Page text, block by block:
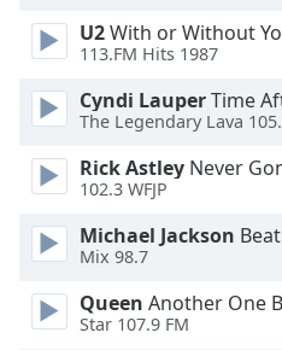
Background
Color
Opacity
Caption
Area
Background
U2With or Without
113.FM Hits 1987
Cyndi LauperTime
The Legendary Lava
Rick Astley Never
102.3 WFJP
Michael Jackson
Mix 98.7
Queen Another One
Star 107.9 FM